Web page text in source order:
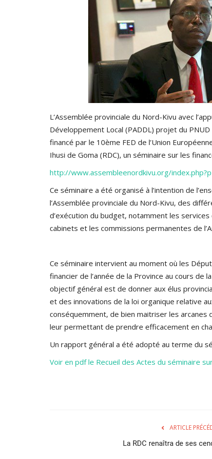
L’Assemblée provinciale du Nord-Kivu avec
Développement Local (PADDL) projet du
financé par le 10ème FED de l’Union
Ihusi de Goma (RDC), un séminaire sur les
http://www.assembleenordkivu.org/
Ce séminaire a été organisé à l’intention de
l’Assemblée provinciale du Nord-Kivu, des
d’exécution du budget, notamment les
cabinets et les commissions permanentes de
Ce séminaire intervient au moment où les
financier de l’année de la Province au cours
objectif général est de donner aux élus
et des innovations de la loi organique relative
conséquemment, de bien maitriser les
leur permettant de prendre efficacement en
Un rapport général a été adopté au terme du
Voir en pdf le Recueil des Actes du séminaire
ARTICLE
La RDC renaîtra de ses